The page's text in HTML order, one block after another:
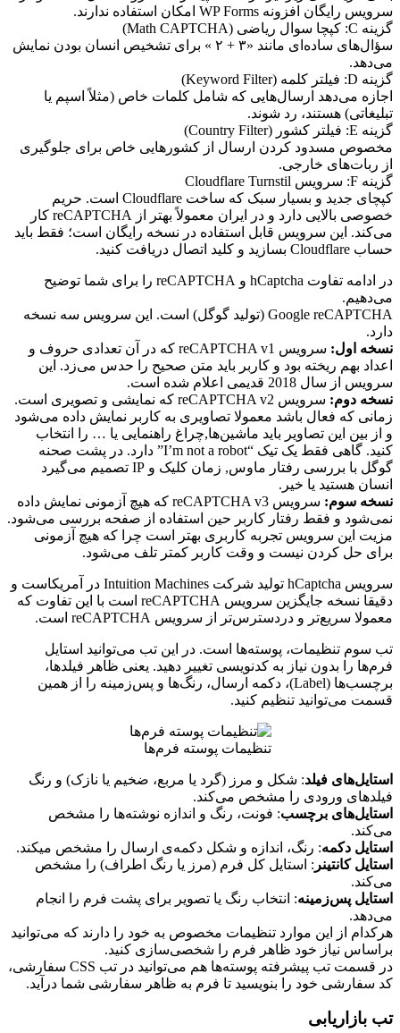
سرویس رایگان افزونه WP Forms امکان استفاده ندارند.
گزینه C: کپچا سوال ریاضی (Math CAPTCHA)
سؤال‌های ساده‌ای مانند «۳ + ۲ » برای تشخیص انسان بودن نمایش
می‌دهد.
گزینه D: فیلتر کلمه (Keyword Filter)
اجازه می‌دهد ارسال‌هایی که شامل کلمات خاص (مثلاً اسپم یا
تبلیغاتی) هستند، رد شوند.
گزینه E: فیلتر کشور (Country Filter)
مخصوص مسدود کردن ارسال از کشورهایی خاص برای جلوگیری
از ربات‌های خارجی.
گزینه F: سرویس Cloudflare Turnstil
کپچای جدید و بسیار سبک که ساخت Cloudflare است. حریم
خصوصی بالایی دارد و در ایران معمولاً بهتر از reCAPTCHA کار
می‌کند. این سرویس قابل استفاده در نسخه رایگان است؛ فقط باید
حساب Cloudflare بسازید و کلید اتصال دریافت کنید.
در ادامه تفاوت hCaptcha و reCAPTCHA را برای شما توضیح
می‌دهیم.
Google reCAPTCHA (تولید گوگل) است. این سرویس سه نسخه
دارد.
نسخه اول:
سرویس reCAPTCHA v1 که در آن تعدادی حروف و
اعداد بهم ریخته بود و کاربر باید متن صحیح را حدس می‌زد. این
سرویس از سال 2018 قدیمی اعلام شده است.
نسخه دوم:
سرویس reCAPTCHA v2 که نمایشی و تصویری است.
زمانی که فعال باشد معمولا تصاویری به کاربر نمایش داده می‌شود
و از بین این تصاویر باید ماشین‌ها,چراغ راهنمایی یا … را انتخاب
کنید. گاهی فقط یک تیک “I’m not a robot” دارد. در پشت صحنه
گوگل با بررسی رفتار ماوس, زمان کلیک و IP تصمیم می‌گیرد
انسان هستید یا خیر.
نسخه سوم:
سرویس reCAPTCHA v3 که هیچ آزمونی نمایش داده
نمی‌شود و فقط رفتار کاربر حین استفاده از صفحه بررسی می‌شود.
مزیت این سرویس تجربه کاربری بهتر است چرا که هیچ آزمونی
برای حل کردن نیست و وقت کاربر کمتر تلف می‌شود.
سرویس hCaptcha تولید شرکت Intuition Machines در آمریکاست و
دقیقا نسخه جایگزین سرویس reCAPTCHA است با این تفاوت که
معمولا سریع‌تر و دردسترس‌تر از سرویس reCAPTCHA است.
تب سوم تنظیمات، پوسته‌ها است. در این تب می‌توانید استایل
فرم‌ها را بدون نیاز به کدنویسی تغییر دهید. یعنی ظاهر فیلدها،
برچسب‌ها (Label)، دکمه ارسال، رنگ‌ها و پس‌زمینه را از همین‌
قسمت می‎‌توانید تنظیم کنید.
تنظیمات پوسته فرم‌ها
استایل‌های فیلد: شکل و مرز (گرد یا مربع، ضخیم یا نازک) و رنگ
فیلدهای ورودی را مشخص می‌کند.
استایل‌های برچسب: فونت، رنگ و اندازه نوشته‌ها را مشخص
می‌کند.
استایل دکمه: رنگ، اندازه و شکل دکمه‌ی ارسال را مشخص می‎کند.
استایل کانتینر : استایل کل فرم (مرز یا رنگ اطراف) را مشخص
می‌کند.
استایل پس‌زمینه: انتخاب رنگ یا تصویر برای پشت فرم را انجام
می‌دهد.
هرکدام از این موارد تنظیمات مخصوص به خود را دارند که می‌توانید
براساس نیاز خود ظاهر فرم را شخصی‌سازی کنید.
در قسمت تب پیشرفته پوسته‌ها هم می‌توانید در تب CSS سفارشی،
کد سفارشی خود را بنویسید تا فرم به ظاهر سفارشی شما درآید.
تب بازاریابی